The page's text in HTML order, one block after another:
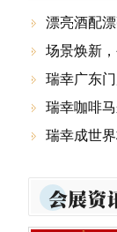
 漂亮酒配漂
 场景焕新，公交“咖
 瑞幸广东门
 瑞幸咖啡
 瑞幸成世界杯
会展资